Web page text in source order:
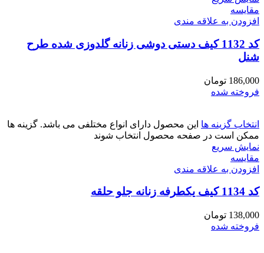
مقايسه
افزودن به علاقه مندی
کد 1132 کیف دستی دوشی زنانه گلدوزی شده طرح
شنل
186,000 تومان
فروخته شده
انتخاب گزینه ها این محصول دارای انواع مختلفی می باشد. گزینه ها
ممکن است در صفحه محصول انتخاب شوند
نمایش سریع
مقايسه
افزودن به علاقه مندی
کد 1134 کیف یکطرفه زنانه جلو حلقه
138,000 تومان
فروخته شده